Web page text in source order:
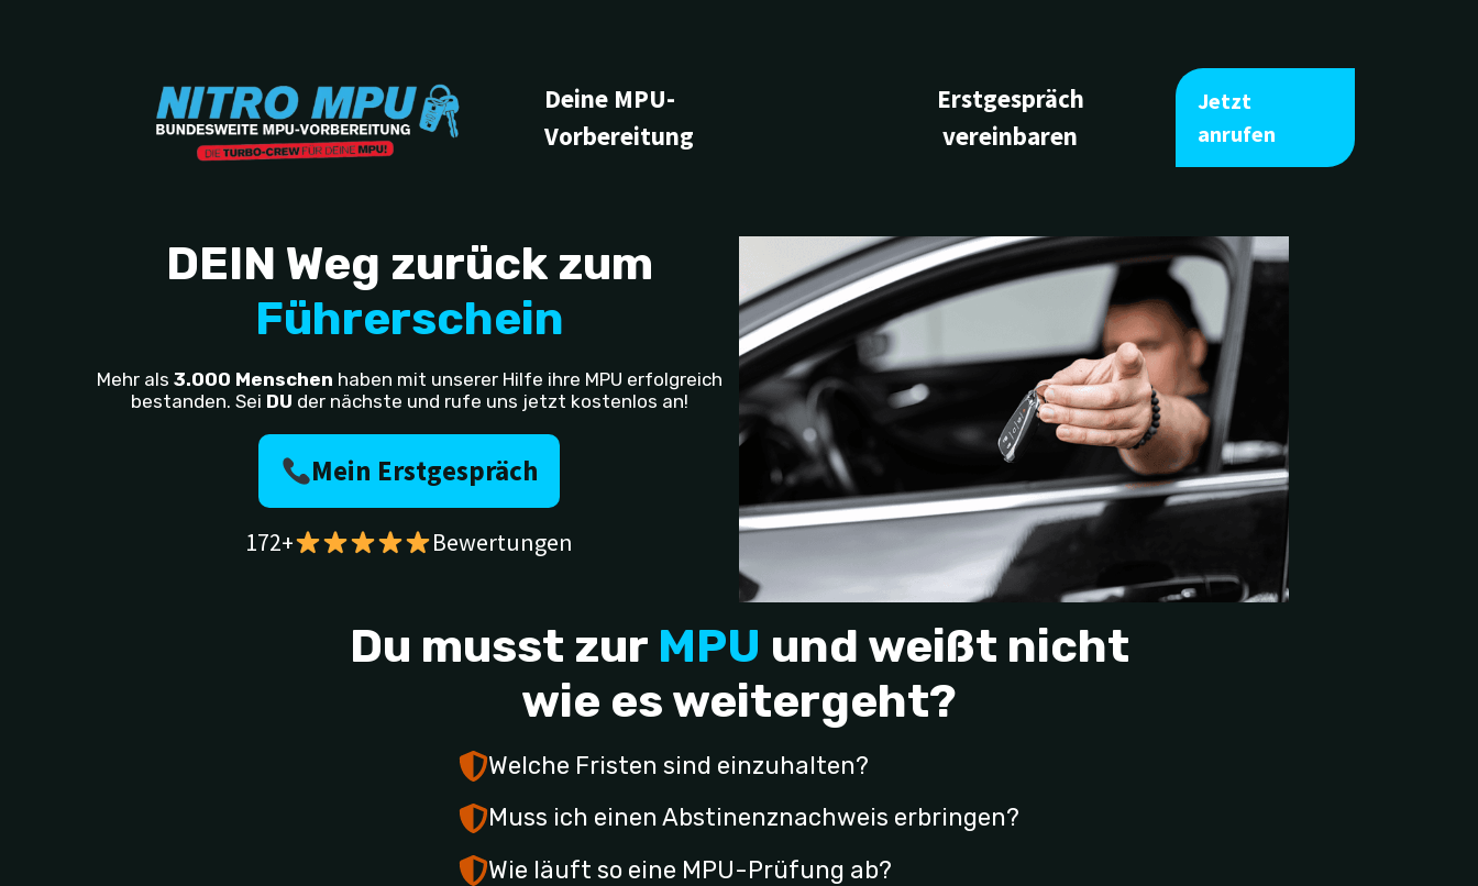
Deine MPU-
Vorbereitung
Erstgespräch
vereinbaren
Jetzt
anrufen
DEIN Weg zurück zum
Führerschein
Mehr als 3.000 Menschen haben mit unserer Hilfe ihre MPU erfolgreich
bestanden. Sei DU der nächste und rufe uns jetzt kostenlos an!
Mein Erstgespräch
172+ Bewertungen
Du musst zur MPU und weißt nicht
wie es weitergeht?
Welche Fristen sind einzuhalten?
Muss ich einen Abstinenznachweis erbringen?
Wie läuft so eine MPU-Prüfung ab?